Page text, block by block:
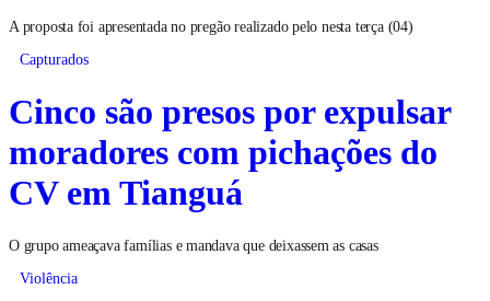
A proposta foi apresentada no pregão realizado pelo nesta terça (04)
Capturados
Cinco são presos por expulsar
moradores com pichações do
CV em Tianguá
O grupo ameaçava famílias e mandava que deixassem as casas
Violência